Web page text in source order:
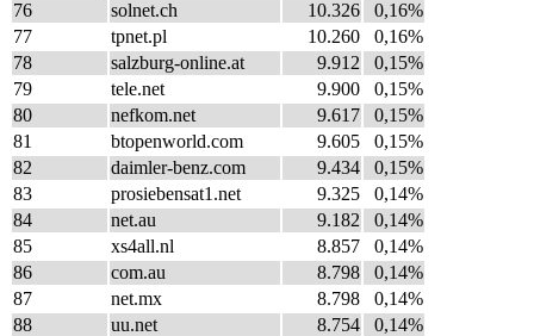
76
solnet.ch 10.326
0,16%
77
tpnet.pl 10.260
0,16%
78
salzburg-online.at 9.912
0,15%
79
tele.net 9.900
0,15%
80
nefkom.net 9.617
0,15%
81
btopenworld.com 9.605
0,15%
82
daimler-benz.com 9.434
0,15%
83
prosiebensat1.net 9.325
0,14%
84
net.au 9.182
0,14%
85
xs4all.nl 8.857
0,14%
86
com.au 8.798
0,14%
87
net.mx 8.798
0,14%
88
uu.net 8.754
0,14%